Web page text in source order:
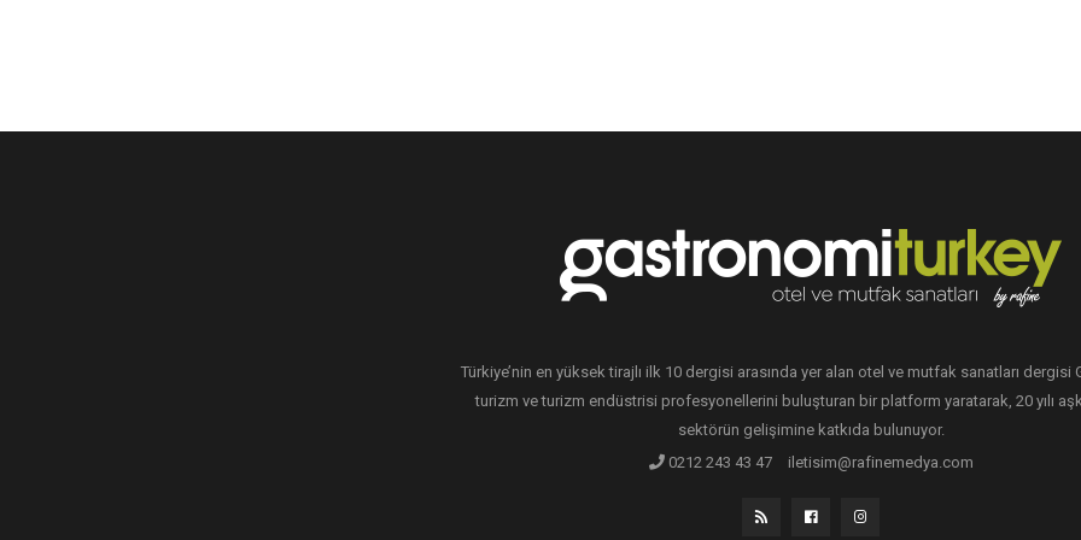
Türkiye’nin en yüksek tirajlı ilk 10 dergisi arasında yer alan otel ve mutfak sanatları dergisi
turizm ve turizm endüstrisi profesyonellerini buluşturan bir platform yaratarak, 20 yılı
sektörün gelişimine katkıda bulunuyor.
0212 243 43 47
iletisim@rafinemedya.com